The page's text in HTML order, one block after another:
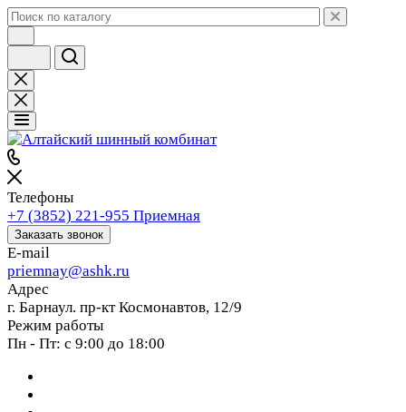
Телефоны
+7 (3852) 221-955 Приемная
Заказать звонок
E-mail
priemnay@ashk.ru
Адрес
г. Барнаул. пр-кт Космонавтов, 12/9
Режим работы
Пн - Пт: с 9:00 до 18:00